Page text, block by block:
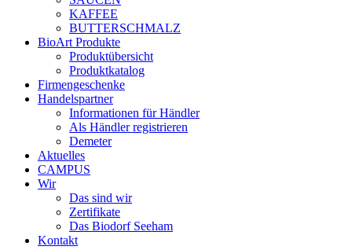
KAFFEE
BUTTERSCHMALZ
BioArt Produkte
Produktübersicht
Produktkatalog
Firmengeschenke
Handelspartner
Informationen für Händler
Als Händler registrieren
Demeter
Aktuelles
CAMPUS
Wir
Das sind wir
Zertifikate
Das Biodorf Seeham
Kontakt